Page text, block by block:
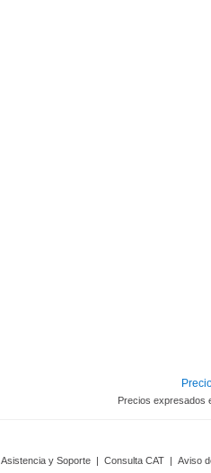
Precios expresados
Asistencia y Soporte | Consulta CAT | Aviso